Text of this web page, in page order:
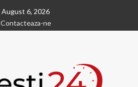
August 6, 2026
Contacteaza-ne